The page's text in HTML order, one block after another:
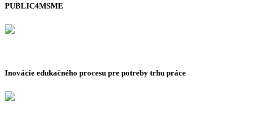
PUBLIC4MSME
Inovácie edukačného procesu pre potreby trhu práce